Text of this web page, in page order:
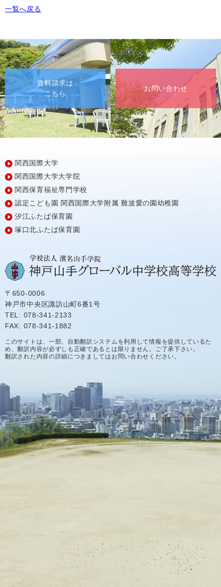
一覧へ戻る
資料請求は
こちら
お問い合わせ
関西国際大学
関西国際大学大学院
関西保育福祉専門学校
認定こども園 関西国際大学附属 難波愛の園幼稚園
汐江ふたば保育園
塚口北ふたば保育園
〒650-0006
神戸市中央区諏訪山町6番1号
TEL: 078-341-2133
FAX: 078-341-1882
このサイトは、一部、自動翻訳システムを利用して情報を提供しているた
め、翻訳内容が必ずしも正確であるとは限りません。ご了承下さい。
翻訳された内容の詳細につきましてはお問い合わせください。